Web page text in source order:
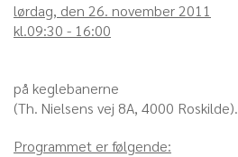
lørdag, den 26. november 2011
kl.09:30 - 16:00
på keglebanerne
(Th. Nielsens vej 8A, 4000 Roskilde).
Programmet er følgende: